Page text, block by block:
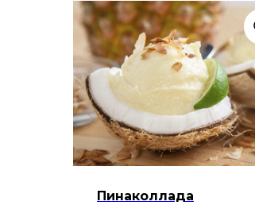
Пинаколлада